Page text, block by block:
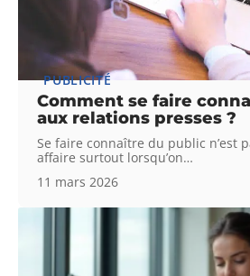
PUBLICITÉ
Comment se faire
aux relations presses ?
Se faire connaître du public n’est
affaire surtout lorsqu’on…
11 mars 2026